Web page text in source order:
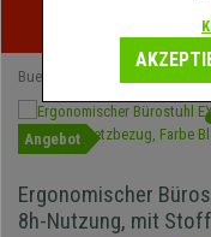
Ende der
Buerostuhlpro
Angebot
Ergonomischer
8h-Nutzung, mit